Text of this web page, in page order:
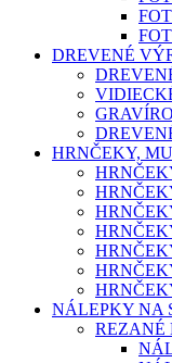
DREVENÉ
HRNČEKY,
NÁLEPKY NA
REZANÉ